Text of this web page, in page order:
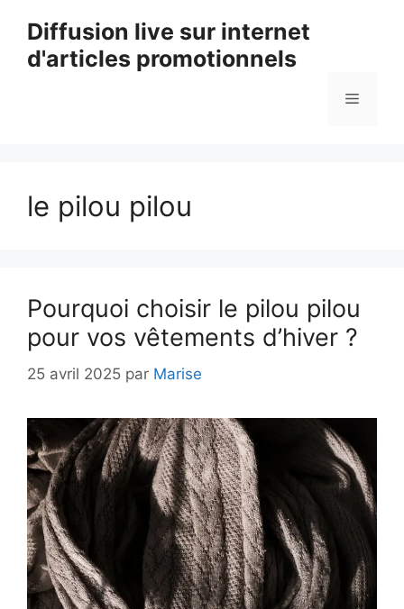
contenu
Diffusion live sur internet
d'articles promotionnels
Menu
le pilou pilou
Pourquoi choisir le pilou pilou
pour vos vêtements d’hiver ?
25 avril 2025 par Marise